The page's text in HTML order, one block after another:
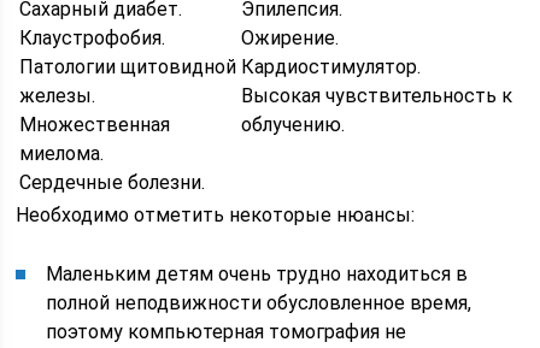
Сахарный диабет.
Клаустрофобия.
Патологии щитовидной
железы.
Множественная
миелома.
Сердечные болезни.
Эпилепсия.
Ожирение.
Кардиостимулятор.
Высокая чувствительность к
облучению.
Необходимо отметить некоторые нюансы:
Маленьким детям очень трудно находиться в
полной неподвижности обусловленное время,
поэтому компьютерная томография не